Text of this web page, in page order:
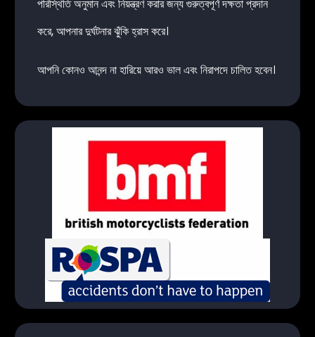
পরিস্থিতি অনুমান এবং নিয়ন্ত্রণ করার জন্য গুরুত্বপূর্ণ দক্ষতা প্রদান
করে, আপনার দুর্ঘটনার ঝুঁকি হ্রাস করে।
আপনি কোনও আনন্দ না হারিয়ে আরও ভাল এবং নিরাপদে চালিত হবেন।